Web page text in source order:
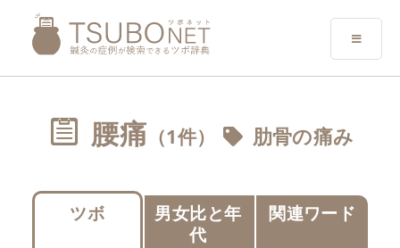
腰痛 （1件） 肋骨の痛み
ツボ
男女比と年
代
関連ワード